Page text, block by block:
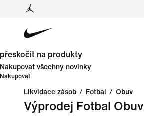
přeskočit na produkty
Nakupovat všechny novinky
Nakupovat
Likvidace zásob / Fotbal / Obuv
Výprodej Fotbal Obuv